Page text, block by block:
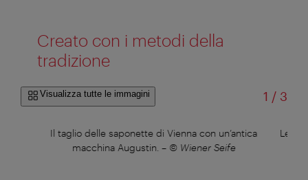
Creato con i metodi della
tradizione
Visualizza tutte le immagini 1 /di
3
Il taglio delle saponette di Vienna con un’antica
macchina Augustin. – © Wiener Seife
Le